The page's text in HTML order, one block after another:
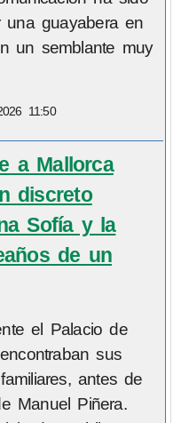
una guayabera en
un semblante muy
11:50
a Mallorca
discreto
Sofía y la
de un
el Palacio de
sus
antes de
Manuel Piñera.